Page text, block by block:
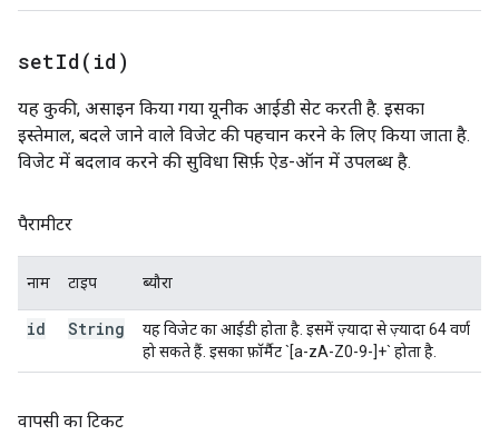
setId( id)
यह कुकी, असाइन किया गया यूनीक आईडी सेट करती है. इसका
इस्तेमाल, बदले जाने वाले विजेट की पहचान करने के लिए किया जाता है.
विजेट में बदलाव करने की सुविधा सिर्फ़ ऐड-ऑन में उपलब्ध है.
पैरामीटर
नाम टाइप ब्यौरा
id String
यह विजेट का आईडी होता है. इसमें ज़्यादा से ज़्यादा 64 वर्ण
हो सकते हैं. इसका फ़ॉर्मैट `[a-zA-Z0-9-]+` होता है.
वापसी का टिकट